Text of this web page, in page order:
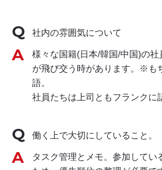
社内の雰囲気について
様々な国籍(日本/韓国/中国)の
が飛び交う時があります。※も
語。
社員たちは上司ともフランクに
働く上で大切にしていること。
タスク管理とメモ。参加してい